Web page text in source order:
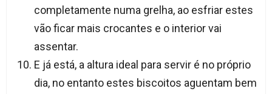
completamente numa grelha, ao esfriar estes
vão ficar mais crocantes e o interior vai
assentar.
E já está, a altura ideal para servir é no próprio
dia, no entanto estes biscoitos aguentam bem